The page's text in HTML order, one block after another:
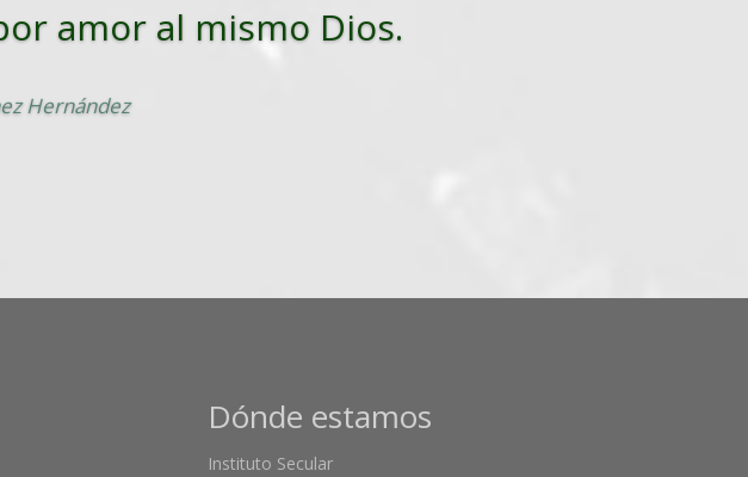
amor al mismo Dios.
Hernández
Dónde estamos
Instituto Secular